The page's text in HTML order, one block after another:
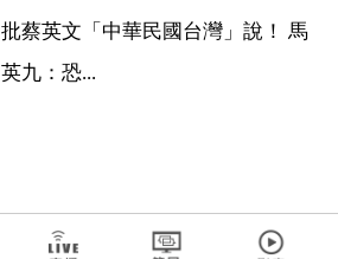
批蔡英文「中華民國台灣」說！ 馬
英九：恐...